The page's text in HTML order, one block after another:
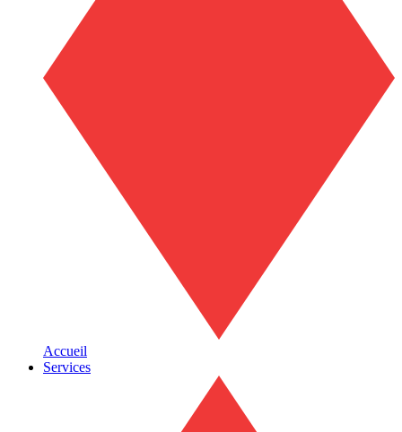
Accueil
Services